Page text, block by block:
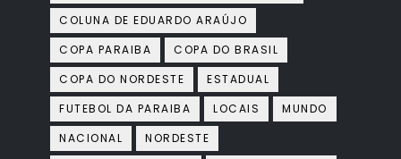
COLUNA DE EDUARDO ARAÚJO
COPA PARAIBA
COPA DO BRASIL
COPA DO NORDESTE
ESTADUAL
FUTEBOL DA PARAIBA
LOCAIS
MUNDO
NACIONAL
NORDESTE